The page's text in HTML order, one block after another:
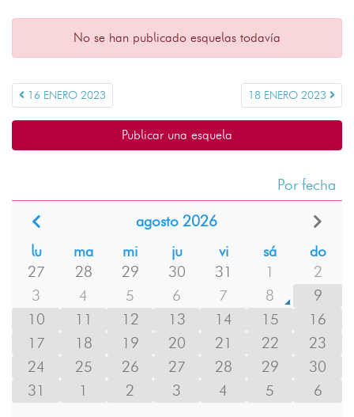
No se han publicado esquelas todavía
16 ENERO 2023 18 ENERO 2023
Publicar una esquela
Por fecha
agosto 2026
lu
ma mi ju vi sá
do
27
28 29 30 31 1
2
3
4 5 6 7 8
9
10
11 12 13 14 15
16
17
18 19 20 21 22
23
24
25 26 27 28 29
30
31
1 2 3 4 5 6